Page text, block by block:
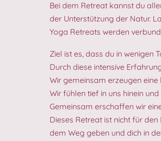
Bei dem Retreat kannst du
der Unterstützung der Natur.
Yoga Retreats werden
Ziel ist es, dass du in wenigen
Durch diese intensive
Wir gemeinsam erzeugen
Wir fühlen tief in uns hinein
Gemeinsam erschaffen wir
Dieses Retreat ist nicht für
dem Weg geben und dich in